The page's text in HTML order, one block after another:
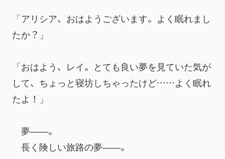
「アリシア、おはようございます。よく眠れまし
たか？」
「おはよう、レイ。とても良い夢を見ていた気が
して、ちょっと寝坊しちゃったけど……よく眠れ
たよ！」
夢――。
長く険しい旅路の夢――。